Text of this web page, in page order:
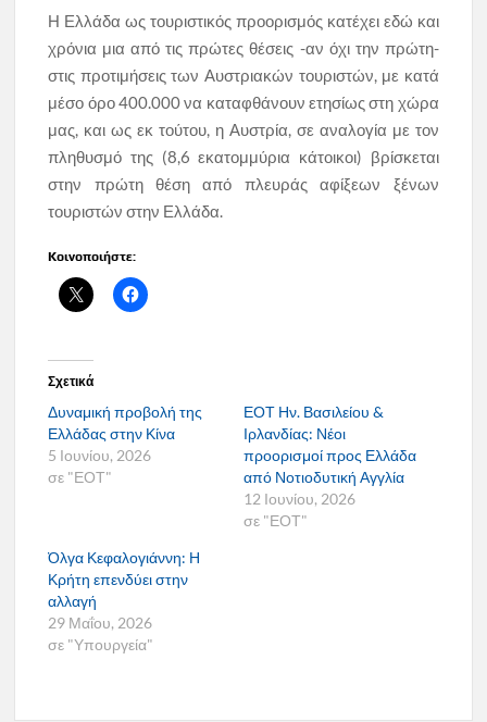
Η Ελλάδα ως τουριστικός προορισμός κατέχει εδώ και
χρόνια μια από τις πρώτες θέσεις -αν όχι την πρώτη-
στις προτιμήσεις των Αυστριακών τουριστών, με κατά
μέσο όρο 400.000 να καταφθάνουν ετησίως στη χώρα
μας, και ως εκ τούτου, η Αυστρία, σε αναλογία με τον
πληθυσμό της (8,6 εκατομμύρια κάτοικοι) βρίσκεται
στην πρώτη θέση από πλευράς αφίξεων ξένων
τουριστών στην Ελλάδα.
Κοινοποιήστε:
Σχετικά
Δυναμική προβολή της
Ελλάδας στην Κίνα
5 Ιουνίου, 2026
σε "ΕΟΤ"
ΕΟΤ Ην. Βασιλείου &
Ιρλανδίας: Νέοι
προορισμοί προς Ελλάδα
από Νοτιοδυτική Αγγλία
12 Ιουνίου, 2026
σε "ΕΟΤ"
Όλγα Κεφαλογιάννη: Η
Κρήτη επενδύει στην
αλλαγή
29 Μαΐου, 2026
σε "Υπουργεία"